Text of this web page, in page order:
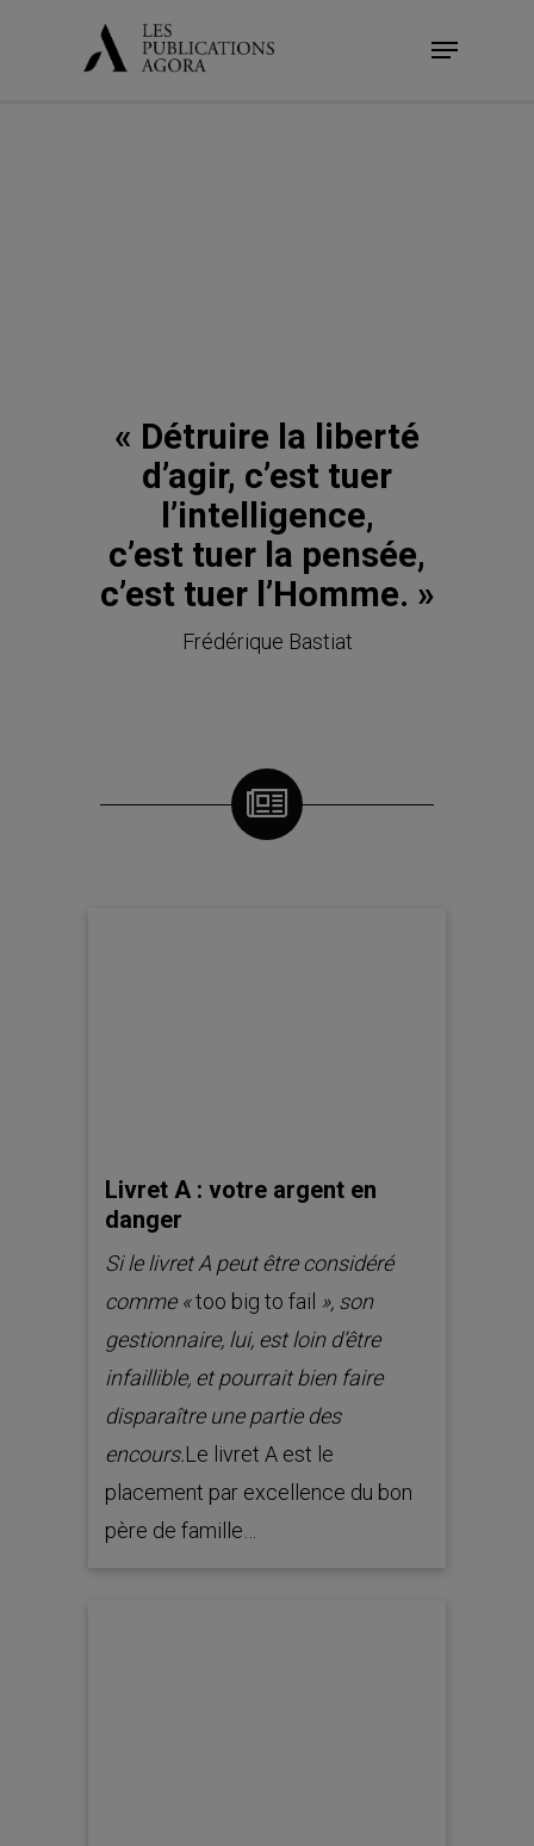
Menu
« Détruire la liberté
d’agir, c’est tuer
l’intelligence,
c’est tuer la pensée,
c’est tuer l’Homme. »
Frédérique Bastiat
Livret A : votre argent en
danger
Si le livret A peut être considéré
comme «too big to fail », son
gestionnaire, lui, est loin d’être
infaillible, et pourrait bien faire
disparaître une partie des
encours.Le livret A est le
placement par excellence du bon
père de famille…